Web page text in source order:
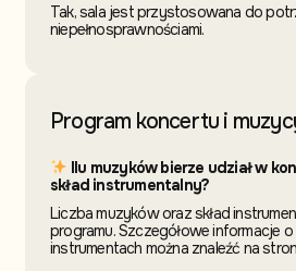
Tak, sala jest przystosowana do
niepełnosprawnościami.
Program koncertu i
Ilu muzyków bierze udział w
skład instrumentalny?
Liczba muzyków oraz skład
programu. Szczegółowe informacje
instrumentach można znaleźć na